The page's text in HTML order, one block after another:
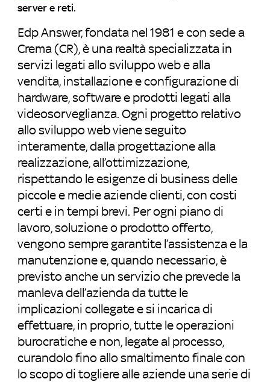
server e reti.
Edp Answer, fondata nel 1981 e con sede a
Crema (CR), è una realtà specializzata in
servizi legati allo sviluppo web e alla
vendita, installazione e configurazione di
hardware, software e prodotti legati alla
videosorveglianza. Ogni progetto relativo
allo sviluppo web viene seguito
interamente, dalla progettazione alla
realizzazione, all’ottimizzazione,
rispettando le esigenze di business delle
piccole e medie aziende clienti, con costi
certi e in tempi brevi. Per ogni piano di
lavoro, soluzione o prodotto offerto,
vengono sempre garantite l’assistenza e la
manutenzione e, quando necessario, è
previsto anche un servizio che prevede la
manleva dell’azienda da tutte le
implicazioni collegate e si incarica di
effettuare, in proprio, tutte le operazioni
burocratiche e non, legate al processo,
curandolo fino allo smaltimento finale con
lo scopo di togliere alle aziende una serie di